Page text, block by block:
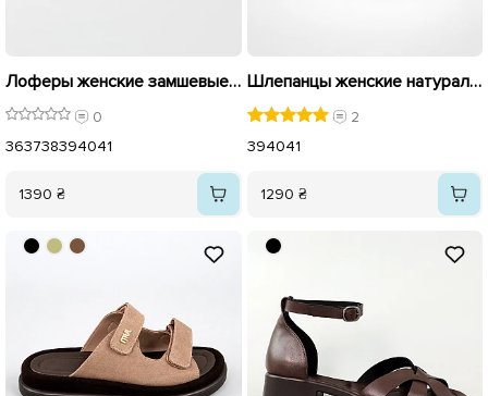
Лоферы женские замшевые 595857 Черные
0
363738394041
1390 ₴
Шлепанцы женские натуральная замша 595775 Черные
2
394041
1290 ₴